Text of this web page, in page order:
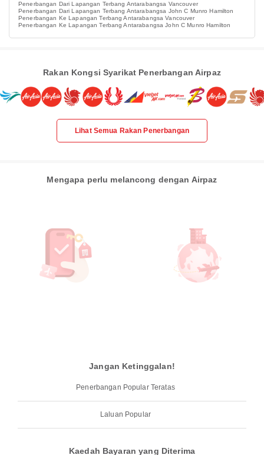
Penerbangan Dari Lapangan Terbang Antarabangsa Vancouver
Penerbangan Dari Lapangan Terbang Antarabangsa John C Munro Hamilton
Penerbangan Ke Lapangan Terbang Antarabangsa Vancouver
Penerbangan Ke Lapangan Terbang Antarabangsa John C Munro Hamilton
Rakan Kongsi Syarikat Penerbangan Airpaz
Lihat Semua Rakan Penerbangan
Mengapa perlu melancong dengan Airpaz
Jangan Ketinggalan!
Penerbangan Popular Teratas
Laluan Popular
Kaedah Bayaran yang Diterima